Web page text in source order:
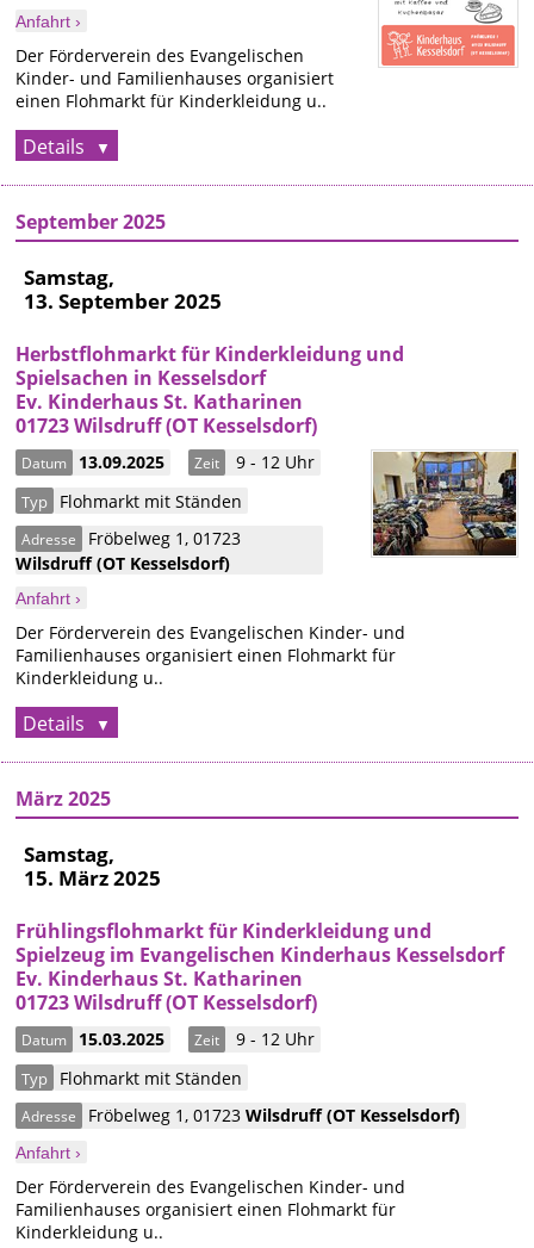
Anfahrt ›
Der Förderverein des Evangelischen
Kinder- und Familienhauses organisiert
einen Flohmarkt für Kinderkleidung u..
Details
September 2025
Samstag,
13. September 2025
Herbstflohmarkt für Kinderkleidung und
Spielsachen in Kesselsdorf
Ev. Kinderhaus St. Katharinen
01723 Wilsdruff (OT Kesselsdorf)
Datum 13.09.2025 Zeit 9 - 12 Uhr
Typ Flohmarkt mit Ständen
Adresse Fröbelweg 1,01723
Wilsdruff(OT Kesselsdorf)
Anfahrt ›
Der Förderverein des Evangelischen Kinder- und
Familienhauses organisiert einen Flohmarkt für
Kinderkleidung u..
Details
März 2025
Samstag,
15. März 2025
Frühlingsflohmarkt für Kinderkleidung und
Spielzeug im Evangelischen Kinderhaus Kesselsdorf
Ev. Kinderhaus St. Katharinen
01723 Wilsdruff (OT Kesselsdorf)
Datum 15.03.2025 Zeit 9 - 12 Uhr
Typ Flohmarkt mit Ständen
Adresse Fröbelweg 1,01723Wilsdruff(OT Kesselsdorf)
Anfahrt ›
Der Förderverein des Evangelischen Kinder- und
Familienhauses organisiert einen Flohmarkt für
Kinderkleidung u..